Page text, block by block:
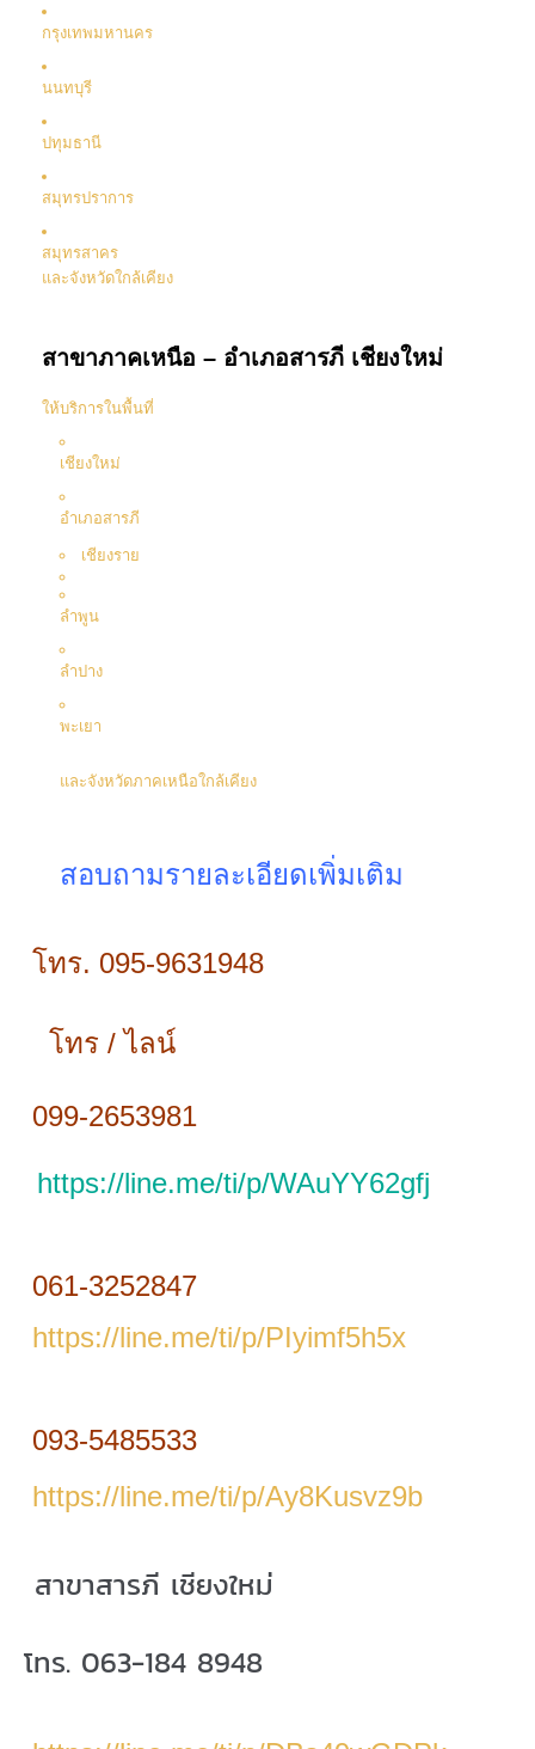
กรุงเทพมหานคร
นนทบุรี
ปทุมธานี
สมุทรปราการ
สมุทรสาคร
และจังหวัดใกล้เคียง
สาขาภาคเหนือ – อำเภอสารภี เชียงใหม่
ให้บริการในพื้นที่
เชียงใหม่
อำเภอสารภี
เชียงราย
ลำพูน
ลำปาง
พะเยา
และจังหวัดภาคเหนือใกล้เคียง
สอบถามรายละเอียดเพิ่มเติม
โทร. 095-9631948
โทร / ไลน์
099-2653981
https://line.me/ti/p/WAuYY62gfj
061-3252847
https://line.me/ti/p/PIyimf5h5x
093-5485533
https://line.me/ti/p/Ay8Kusvz9b
สาขาสารภี เชียงใหม่
โทร. 063-184 8948